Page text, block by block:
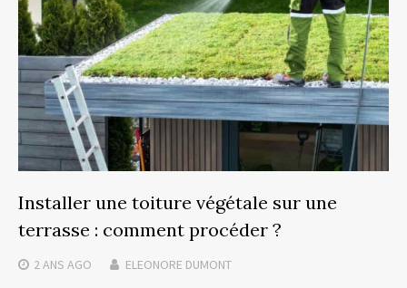
Installer une toiture végétale sur une
terrasse : comment procéder ?
2 ANS AGO ELEONORE DUMONT